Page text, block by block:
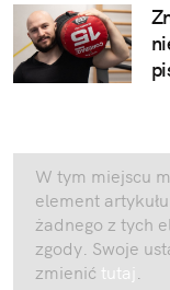
W tym miejscu
element
żadnego z tych
zgody. Swoje
zmienić tutaj .